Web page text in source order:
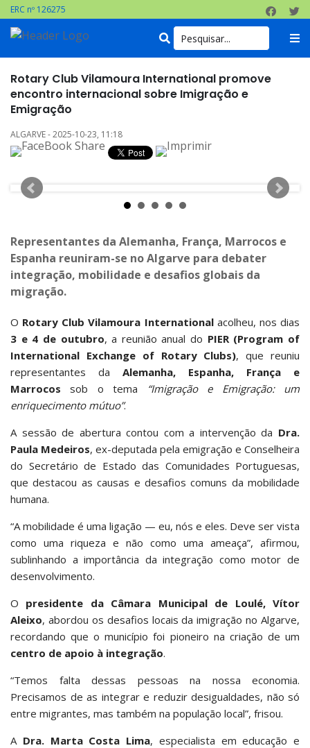
ERC nº 126275
Rotary Club Vilamoura International promove
encontro internacional sobre Imigração e
Emigração
ALGARVE - 2025-10-23, 11:18
Representantes da Alemanha, França, Marrocos e
Espanha reuniram-se no Algarve para debater
integração, mobilidade e desafios globais da
migração.
O Rotary Club Vilamoura Internationalacolheu, nos dias
3 e 4 de outubro, a reunião anual do PIER (Program of
International Exchange of Rotary Clubs), que reuniu
representantes da Alemanha, Espanha, França e
Marrocos sob o tema
“Imigração e Emigração: um
enriquecimento mútuo”.
A sessão de abertura contou com a intervenção da Dra.
Paula Medeiros, ex-deputada pela emigração e Conselheira
do Secretário de Estado das Comunidades Portuguesas,
que destacou as causas e desafios comuns da mobilidade
humana.
“A mobilidade é uma ligação — eu, nós e eles. Deve ser vista
como uma riqueza e não como uma ameaça”, afirmou,
sublinhando a importância da integração como motor de
desenvolvimento.
O presidente da Câmara Municipal de Loulé, Vítor
Aleixo, abordou os desafios locais da imigração no Algarve,
recordando que o município foi pioneiro na criação de um
centro de apoio à integração.
“Temos falta dessas pessoas na nossa economia.
Precisamos de as integrar e reduzir desigualdades, não só
entre migrantes, mas também na população local”, frisou.
A Dra. Marta Costa Lima, especialista em educação e